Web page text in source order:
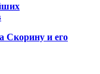
Скорину и его